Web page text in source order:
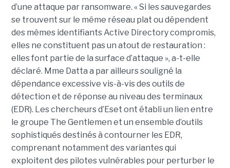
d’une attaque par ransomware. « Si les sauvegardes
se trouvent sur le même réseau plat ou dépendent
des mêmes identifiants Active Directory compromis,
elles ne constituent pas un atout de restauration :
elles font partie de la surface d’attaque », a-t-elle
déclaré. Mme Datta a par ailleurs souligné la
dépendance excessive vis-à-vis des outils de
détection et de réponse au niveau des terminaux
(EDR). Les chercheurs d’Eset ont établi un lien entre
le groupe The Gentlemen et un ensemble d’outils
sophistiqués destinés à contourner les EDR,
comprenant notamment des variantes qui
exploitent des pilotes vulnérables pour perturber le